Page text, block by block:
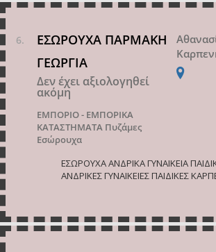
ΕΣΩΡΟΥΧΑ ΠΑΡΜΑΚΗ
ΓΕΩΡΓΙΑ
Δεν έχει αξιολογηθεί
ακόμη
ΕΜΠΟΡΙΟ - ΕΜΠΟΡΙΚΑ
ΚΑΤΑΣΤΗΜΑΤΑ Πυζάμες
Εσώρουχα
ΕΣΩΡΟΥΧΑ ΑΝΔΡΙΚΑ ΓΥΝΑΙΚΕΙΑ
ΑΝΔΡΙΚΕΣ ΓΥΝΑΙΚΕΙΕΣ ΠΑΙΔΙΚΕΣ